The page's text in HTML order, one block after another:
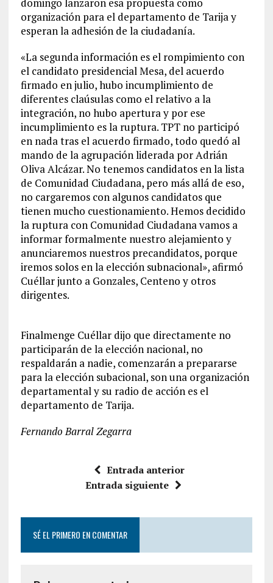
organización para el departamento de Tarija y
esperan la adhesión de la ciudadanía.
«La segunda información es el rompimiento con
el candidato presidencial Mesa, del acuerdo
firmado en julio, hubo incumplimiento de
diferentes claúsulas como el relativo a la
integración, no hubo apertura y por ese
incumplimiento es la ruptura. TPT no participó
en nada tras el acuerdo firmado, todo quedó al
mando de la agrupación liderada por Adrián
Oliva Alcázar. No tenemos candidatos en la lista
de Comunidad Ciudadana, pero más allá de eso,
no cargaremos con algunos candidatos que
tienen mucho cuestionamiento. Hemos decidido
la ruptura con Comunidad Ciudadana vamos a
informar formalmente nuestro alejamiento y
anunciaremos nuestros precandidatos, porque
iremos solos en la elección subnacional», afirmó
Cuéllar junto a Gonzales, Centeno y otros
dirigentes.
Finalmenge Cuéllar dijo que directamente no
participarán de la elección nacional, no
respaldarán a nadie, comenzarán a prepararse
para la elección subacional, son una organización
departamental y su radio de acción es el
departamento de Tarija.
Fernando Barral Zegarra
Entrada anterior
Entrada siguiente
SÉ EL PRIMERO EN COMENTAR